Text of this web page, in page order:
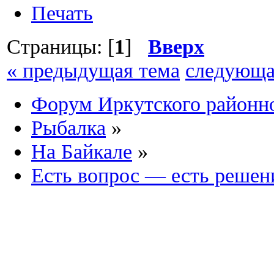
Печать
Страницы: [1] Вверх
« предыдущая тема
Форум Иркутского
Рыбалка »
На Байкале »
Есть вопрос — есть